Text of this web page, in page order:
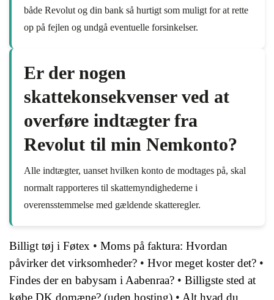
både Revolut og din bank så hurtigt som muligt for at rette
op på fejlen og undgå eventuelle forsinkelser.
Er der nogen
skattekonsekvenser ved at
overføre indtægter fra
Revolut til min Nemkonto?
Alle indtægter, uanset hvilken konto de modtages på, skal
normalt rapporteres til skattemyndighederne i
overensstemmelse med gældende skatteregler.
Billigt tøj i Føtex • Moms på faktura: Hvordan
påvirker det virksomheder? • Hvor meget koster det? •
Findes der en babysam i Aabenraa? • Billigste sted at
købe DK domæne? (uden hosting) • Alt hvad du